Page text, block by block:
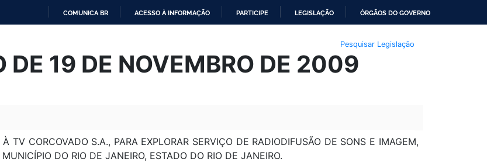
O
CONTEÚDO
COMUNICA BR ACESSO À INFORMAÇÃO PARTICIPE LEGISLAÇÃO ÓRGÃOS DO GOVERNO
Pesquisar Legislação
DE 19 DE NOVEMBRO DE 2009
TV CORCOVADO S.A., PARA EXPLORAR SERVIÇO DE RADIODIFUSÃO DE SONS E IMAGEM,
DO RIO DE JANEIRO, ESTADO DO RIO DE JANEIRO.